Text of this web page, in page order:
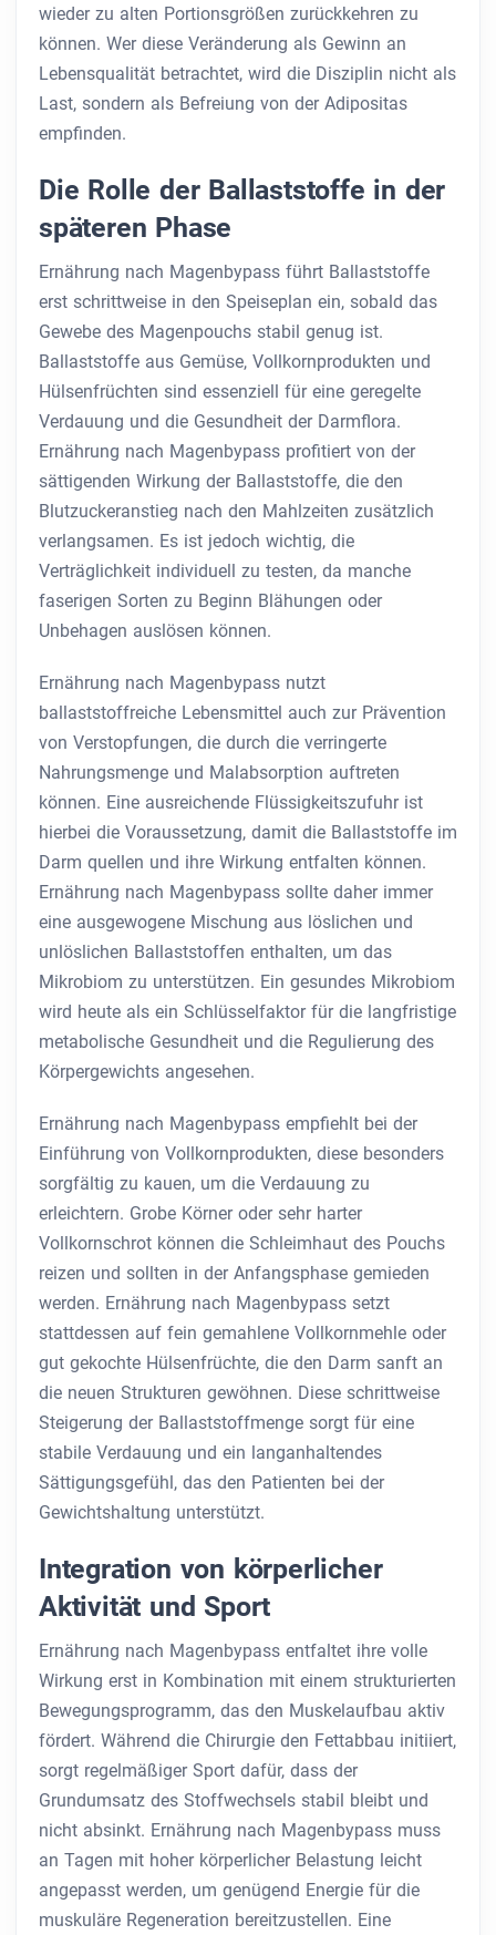
wieder zu alten Portionsgrößen zurückkehren zu
können. Wer diese Veränderung als Gewinn an
Lebensqualität betrachtet, wird die Disziplin nicht als
Last, sondern als Befreiung von der Adipositas
empfinden.
Die Rolle der Ballaststoffe in der
späteren Phase
Ernährung nach Magenbypass führt Ballaststoffe
erst schrittweise in den Speiseplan ein, sobald das
Gewebe des Magenpouchs stabil genug ist.
Ballaststoffe aus Gemüse, Vollkornprodukten und
Hülsenfrüchten sind essenziell für eine geregelte
Verdauung und die Gesundheit der Darmflora.
Ernährung nach Magenbypass profitiert von der
sättigenden Wirkung der Ballaststoffe, die den
Blutzuckeranstieg nach den Mahlzeiten zusätzlich
verlangsamen. Es ist jedoch wichtig, die
Verträglichkeit individuell zu testen, da manche
faserigen Sorten zu Beginn Blähungen oder
Unbehagen auslösen können.
Ernährung nach Magenbypass nutzt
ballaststoffreiche Lebensmittel auch zur Prävention
von Verstopfungen, die durch die verringerte
Nahrungsmenge und Malabsorption auftreten
können. Eine ausreichende Flüssigkeitszufuhr ist
hierbei die Voraussetzung, damit die Ballaststoffe im
Darm quellen und ihre Wirkung entfalten können.
Ernährung nach Magenbypass sollte daher immer
eine ausgewogene Mischung aus löslichen und
unlöslichen Ballaststoffen enthalten, um das
Mikrobiom zu unterstützen. Ein gesundes Mikrobiom
wird heute als ein Schlüsselfaktor für die langfristige
metabolische Gesundheit und die Regulierung des
Körpergewichts angesehen.
Ernährung nach Magenbypass empfiehlt bei der
Einführung von Vollkornprodukten, diese besonders
sorgfältig zu kauen, um die Verdauung zu
erleichtern. Grobe Körner oder sehr harter
Vollkornschrot können die Schleimhaut des Pouchs
reizen und sollten in der Anfangsphase gemieden
werden. Ernährung nach Magenbypass setzt
stattdessen auf fein gemahlene Vollkornmehle oder
gut gekochte Hülsenfrüchte, die den Darm sanft an
die neuen Strukturen gewöhnen. Diese schrittweise
Steigerung der Ballaststoffmenge sorgt für eine
stabile Verdauung und ein langanhaltendes
Sättigungsgefühl, das den Patienten bei der
Gewichtshaltung unterstützt.
Integration von körperlicher
Aktivität und Sport
Ernährung nach Magenbypass entfaltet ihre volle
Wirkung erst in Kombination mit einem strukturierten
Bewegungsprogramm, das den Muskelaufbau aktiv
fördert. Während die Chirurgie den Fettabbau initiiert,
sorgt regelmäßiger Sport dafür, dass der
Grundumsatz des Stoffwechsels stabil bleibt und
nicht absinkt. Ernährung nach Magenbypass muss
an Tagen mit hoher körperlicher Belastung leicht
angepasst werden, um genügend Energie für die
muskuläre Regeneration bereitzustellen. Eine